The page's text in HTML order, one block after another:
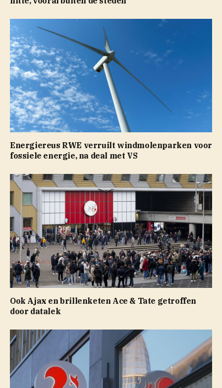
Energiereus RWE verruilt windmolenparken voor
fossiele energie, na deal met VS
Ook Ajax en brillenketen Ace & Tate getroffen
door datalek